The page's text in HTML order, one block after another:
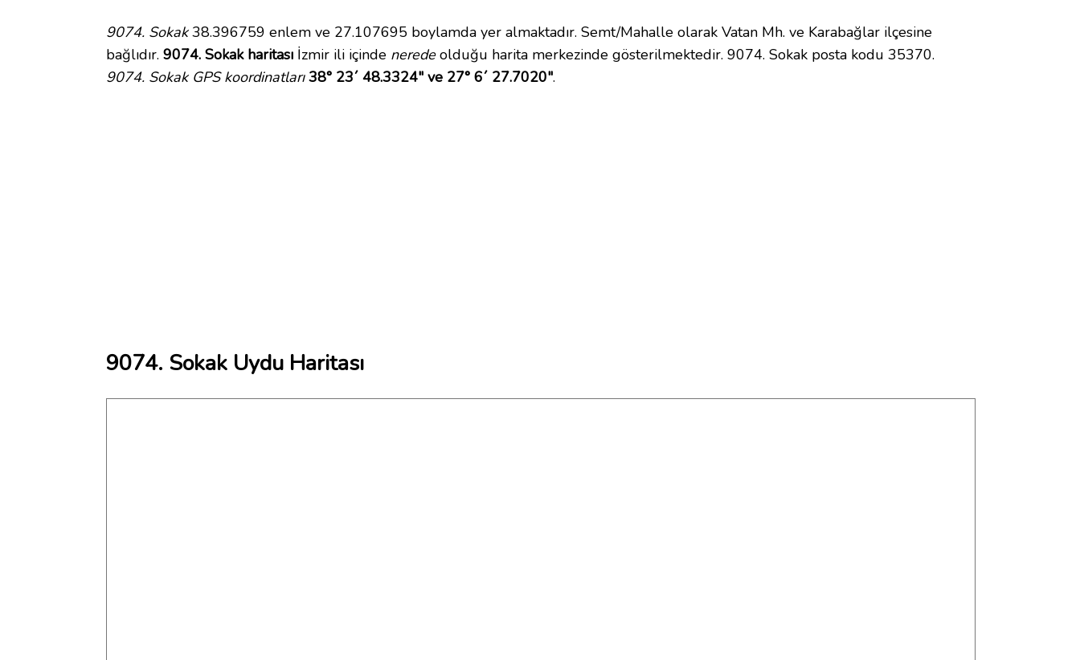
9074. Sokak38.396759 enlem ve 27.107695 boylamda yer almaktadır. Semt/Mahalle olarak Vatan Mh. ve Karabağlar ilçesine
bağlıdır. 9074. Sokak haritası İzmir ili içinde neredeolduğu harita merkezinde gösterilmektedir. 9074. Sokak posta kodu 35370.
9074. Sokak GPS koordinatları 38° 23´ 48.3324" ve 27° 6´ 27.7020".
9074. Sokak Uydu Haritası